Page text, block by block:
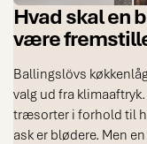
Hvad skal en
være
Ballingslövs
valg ud fra
træsorter i forhold til
ask er blødere. Men